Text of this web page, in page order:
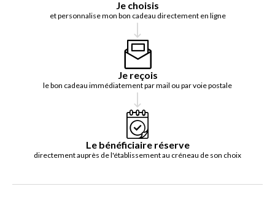
Je choisis
et personnalise mon bon cadeau directement en ligne
Je reçois
le bon cadeau immédiatement par mail ou par voie postale
Le bénéficiaire réserve
directement auprès de l'établissement au créneau de son choix